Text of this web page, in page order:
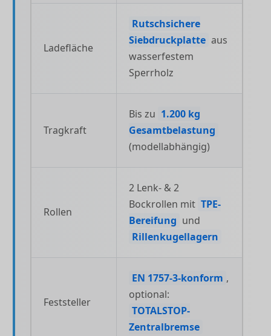
Ladefläche
Rutschsichere
Siebdruckplatte aus
wasserfestem
Sperrholz
Tragkraft
Bis zu 1.200 kg
Gesamtbelastung
(modellabhängig)
Rollen
2 Lenk- & 2
Bockrollen mit TPE-
Bereifung und
Rillenkugellagern
Feststeller
EN 1757-3-konform ,
optional:
TOTALSTOP-
Zentralbremse